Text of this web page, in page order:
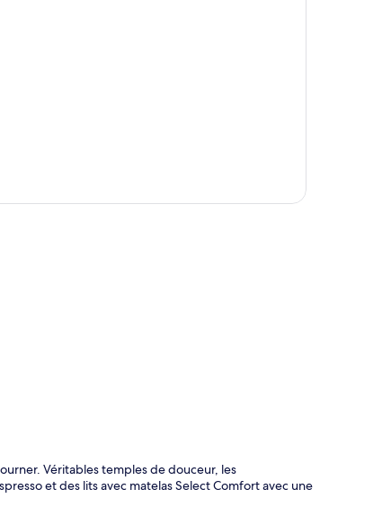
Véritables temples de douceur, les
et des lits avec matelas Select Comfort avec une